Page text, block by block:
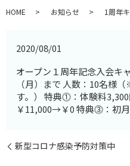
HOME お知らせ 1周年
2020/08/01
オープン１周年記念入会キ
（月）まで 人数：10名様
す。） 特典⓵：体験料
￥11,000→￥0 特典⓷：初
新型コロナ感染予防対策中